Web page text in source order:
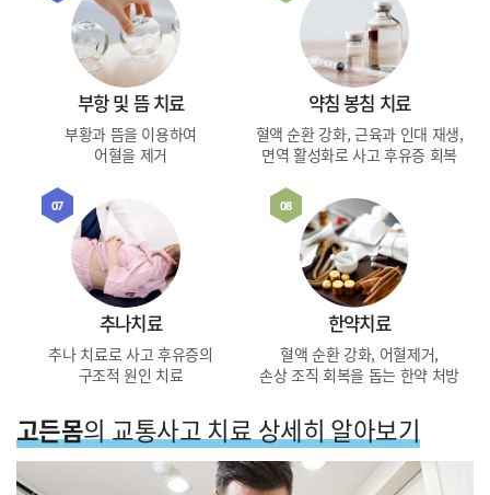
부항 및 뜸 치료
부황과 뜸을 이용하여
어혈을 제거
약침 봉침 치료
혈액 순환 강화, 근육과 인대 재생,
면역 활성화로 사고 후유증 회복
07
추나치료
추나 치료로 사고 후유증의
구조적 원인 치료
08
한약치료
혈액 순환 강화, 어혈제거,
손상 조직 회복을 돕는 한약 처방
고든몸의 교통사고 치료 상세히 알아보기